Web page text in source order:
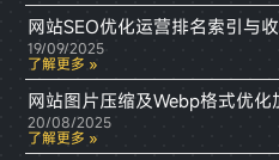
网站SEO优化运营排名索引与
19/09/2025
了解更多 »
网站图片压缩及Webp格式优化
20/08/2025
了解更多 »